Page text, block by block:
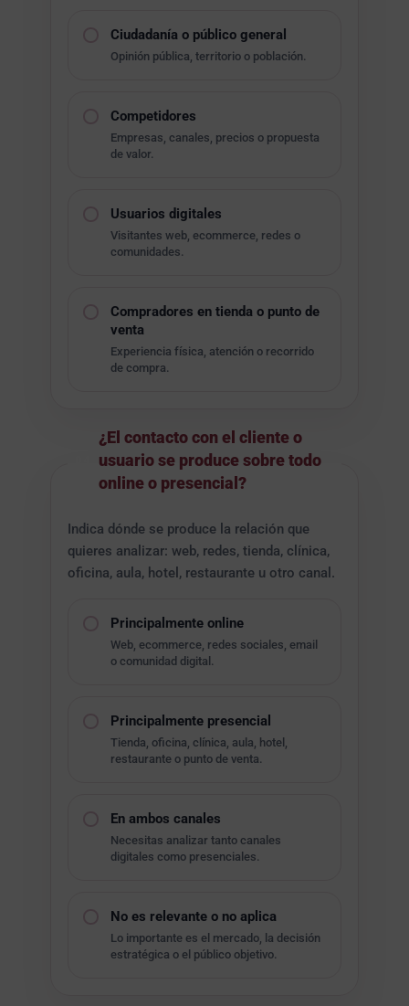
Ciudadanía o público general
Opinión pública, territorio o población.
Competidores
Empresas, canales, precios o propuesta
de valor.
Usuarios digitales
Visitantes web, ecommerce, redes o
comunidades.
Compradores en tienda o punto de
venta
Experiencia física, atención o recorrido
de compra.
¿El contacto con el cliente o
usuario se produce sobre todo
online o presencial?
Indica dónde se produce la relación que
quieres analizar: web, redes, tienda, clínica,
oficina, aula, hotel, restaurante u otro canal.
Principalmente online
Web, ecommerce, redes sociales, email
o comunidad digital.
Principalmente presencial
Tienda, oficina, clínica, aula, hotel,
restaurante o punto de venta.
En ambos canales
Necesitas analizar tanto canales
digitales como presenciales.
No es relevante o no aplica
Lo importante es el mercado, la decisión
estratégica o el público objetivo.